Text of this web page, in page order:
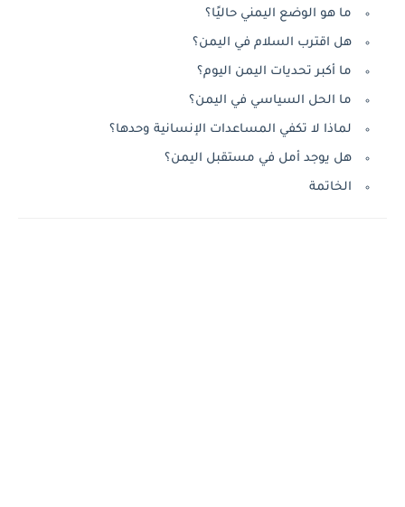
ما هو الوضع اليمني حاليًا؟
هل اقترب السلام في اليمن؟
ما أكبر تحديات اليمن اليوم؟
ما الحل السياسي في اليمن؟
لماذا لا تكفي المساعدات الإنسانية وحدها؟
هل يوجد أمل في مستقبل اليمن؟
الخاتمة